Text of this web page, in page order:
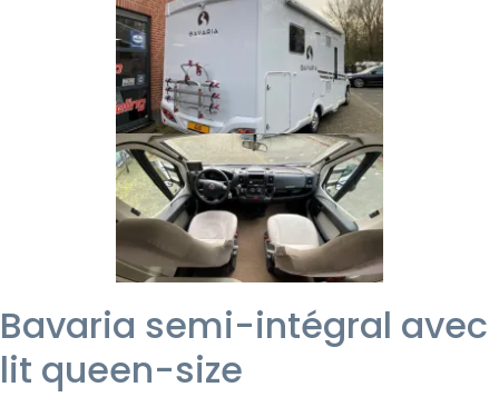
Bavaria semi-intégral avec
lit queen-size